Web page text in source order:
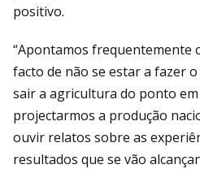
positivo.
“Apontamos frequentemente
facto de não se estar a fazer
sair a agricultura do ponto
projectarmos a produção
ouvir relatos sobre as
resultados que se vão